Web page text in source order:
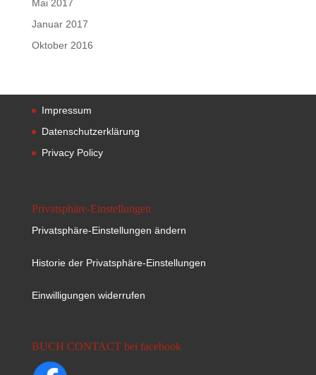
Mai 2017
Januar 2017
Oktober 2016
Impressum
Datenschutzerklärung
Privacy Policy
Privatsphäre-Einstellungen
Privatsphäre-Einstellungen ändern
Historie der Privatsphäre-Einstellungen
Einwilligungen widerrufen
BUCH CONTACT bei facebook